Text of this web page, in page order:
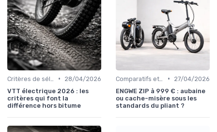
•
28/04/2026
VTT électrique 2026 : les
critères qui font la
différence hors bitume
•
27/04/2026
ENGWE ZIP à 999 € : aubaine
ou cache-misère sous les
standards du pliant ?